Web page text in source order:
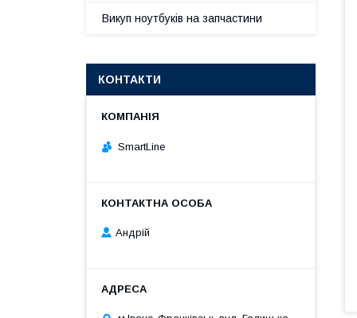
Викуп ноутбуків на запчастини
КОНТАКТИ
SmartLine
Андрій